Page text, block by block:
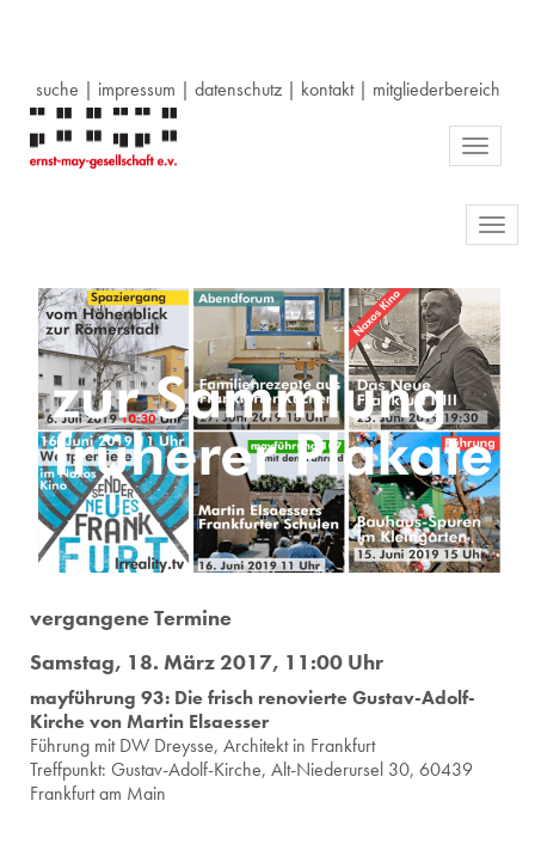
suche | impressum | datenschutz| kontakt| mitgliederbereich
Toggle
vergangene Termine
Samstag, 18. März 2017, 11:00 Uhr
mayführung 93: Die frisch renovierte Gustav-Adolf-
Kirche von Martin Elsaesser
Füh­rung mit DW Dreysse, Ar­chi­tekt in Frank­furt
Treff­punkt: Gus­tav-Adolf-Kir­che, Alt-Nie­der­ur­sel 30, 60439
Frank­furt am Main